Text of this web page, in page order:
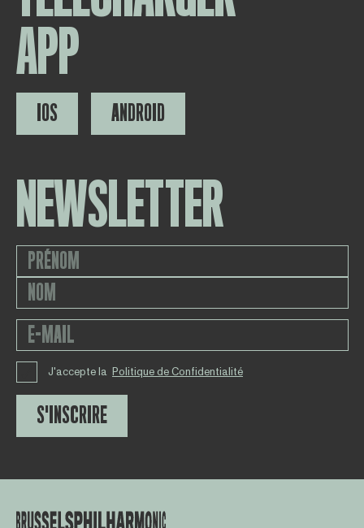
APP
IOS ANDROID
NEWSLETTER
J'accepte la Politique de Confidentialité
S'INSCRIRE